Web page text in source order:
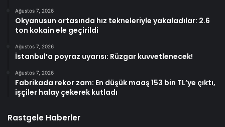
Ağustos 7, 2026
Okyanusun ortasında hız tekneleriyle yakaladılar: 2.6
ton kokain ele geçirildi
Ağustos 7, 2026
İstanbul’a poyraz uyarısı: Rüzgar kuvvetlenecek!
Ağustos 7, 2026
Fabrikada rekor zam: En düşük maaş 153 bin TL’ye çıktı,
işçiler halay çekerek kutladı
Rastgele Haberler